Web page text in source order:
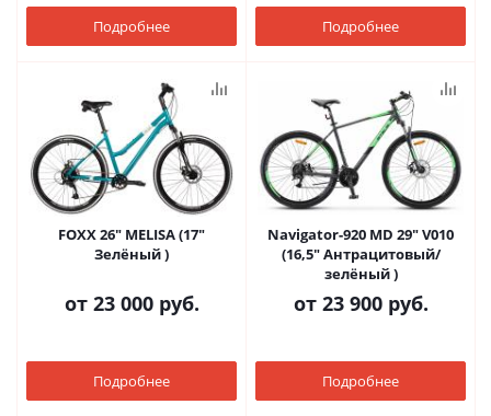
Подробнее Подробнее
FOXX 26" MELISA (17"
Зелёный )
от 23 000 руб.
Подробнее
Navigator-920 MD 29" V010
(16,5" Антрацитовый/
зелёный )
от 23 900 руб.
Подробнее